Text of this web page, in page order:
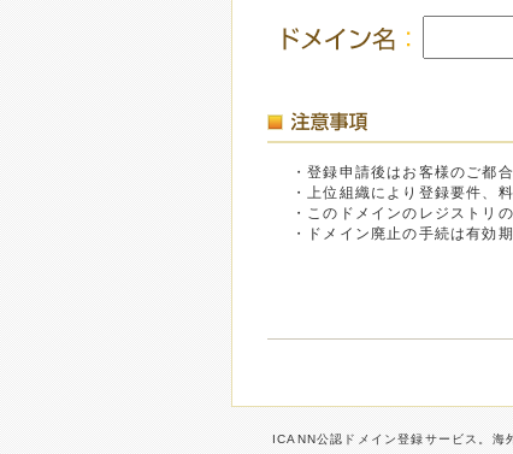
・登録申請後はお客様のご都
・上位組織により登録要件、
・このドメインのレジストリ
・ドメイン廃止の手続は有効
ICANN公認ドメイン登録サービス。